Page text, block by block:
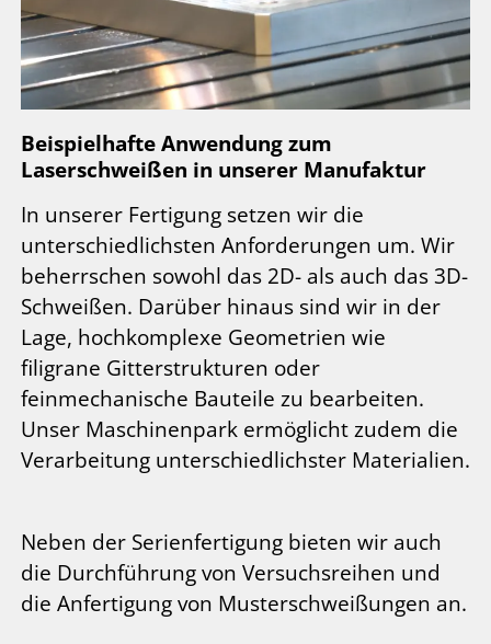
Beispielhafte Anwendung zum
Laserschweißen in unserer Manufaktur
In unserer Fertigung setzen wir die
unterschiedlichsten Anforderungen um. Wir
beherrschen sowohl das 2D- als auch das 3D-
Schweißen. Darüber hinaus sind wir in der
Lage, hochkomplexe Geometrien wie
filigrane Gitterstrukturen oder
feinmechanische Bauteile zu bearbeiten.
Unser Maschinenpark ermöglicht zudem die
Verarbeitung unterschiedlichster Materialien.
Neben der Serienfertigung bieten wir auch
die Durchführung von Versuchsreihen und
die Anfertigung von Musterschweißungen an.